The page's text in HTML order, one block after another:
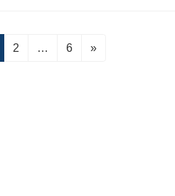
固
2 …
固
6 »